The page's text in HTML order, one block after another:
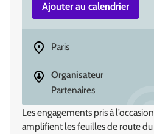
Ajouter au calendrier
Adresse
Paris
Organisateur
Partenaires
Les engagements pris à
amplifient les feuilles de route